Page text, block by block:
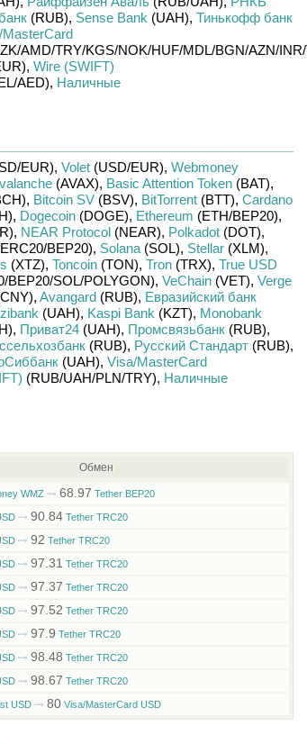
(RUB), Sense Bank (UAH), Тинькофф банк
AMD/TRY/KGS/NOK/HUF/MDL/BGN/AZN/INR/
, Wire (SWIFT)
AED), Наличные
EUR), Volet(USD/EUR), Webmoney
(AVAX), Basic Attention Token(BAT),
, Bitcoin SV(BSV), BitTorrent(BTT), Cardano
, Dogecoin(DOGE), Ethereum (ETH/BEP20),
, NEAR Protocol(NEAR), Polkadot(DOT),
ERC20/BEP20), Solana(SOL), Stellar(XLM),
(XTZ), Toncoin(TON), Tron(TRX), True USD
BEP20/SOL/POLYGON), VeChain(VET), Verge
, Avangard(RUB), Евразийский банк
(UAH), Kaspi Bank (KZT), Monobank
, Приват24(UAH), Промсвязьбанк(RUB),
(RUB), Русский Стандарт(RUB),
(UAH), Visa/MasterCard
(RUB/UAH/PLN/TRY), Наличные
Обмен
WMZ 68.97 Tether BEP20
90.84Tether TRC20
92 Tether TRC20
97.31 Tether TRC20
97.37 Tether TRC20
97.52 Tether TRC20
97.9 Tether TRC20
98.48 Tether TRC20
98.67 Tether TRC20
USD 80Visa/MasterCard USD